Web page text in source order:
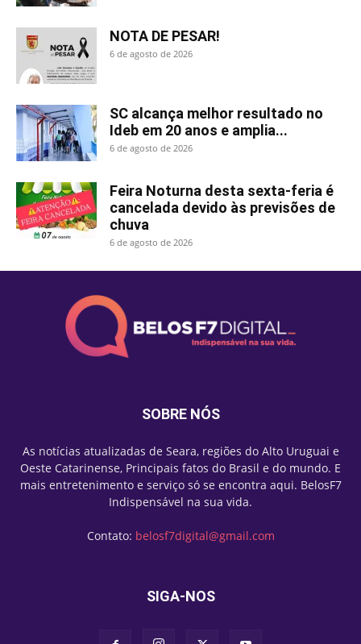
NOTA DE PESAR!
6 de agosto de 2026
SC alcança melhor resultado no
Ideb em 20 anos e amplia...
6 de agosto de 2026
Feira Noturna desta sexta-feria é
cancelada devido às previsões de
chuva
6 de agosto de 2026
SOBRE NÓS
As notícias atualizadas de Seara, regiões do Alto Uruguai e
Oeste Catarinense, Principais fatos do Brasil e do mundo. E
mais entretenimento e serviço só se encontra aqui. BelosF7
Indispensável na sua vida.
Contato: belosf7digital@gmail.com
SIGA-NOS